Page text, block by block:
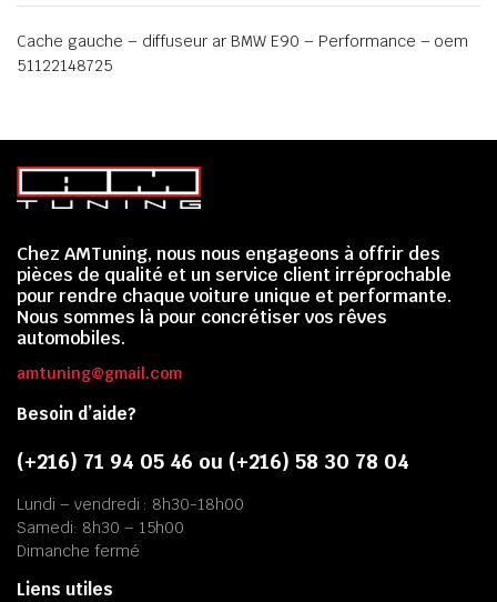
Cache gauche – diffuseur ar BMW E90 – Performance – oem
51122148725
Chez AMTuning, nous nous engageons à offrir des
pièces de qualité et un service client irréprochable
pour rendre chaque voiture unique et performante.
Nous sommes là pour concrétiser vos rêves
automobiles.
amtuning@gmail.com
Besoin d’aide?
(+216) 71 94 05 46 ou (+216) 58 30 78 04
Lundi – vendredi : 8h30-18h00
Samedi: 8h30 – 15h00
Dimanche fermé
Liens utiles